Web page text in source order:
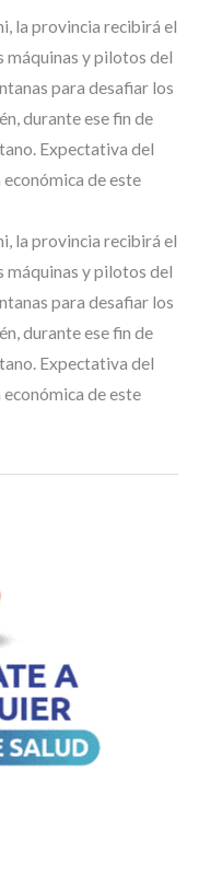
la provincia recibirá el
máquinas y pilotos del
para desafiar los
durante ese fin de
Expectativa del
de este
la provincia recibirá el
máquinas y pilotos del
para desafiar los
durante ese fin de
Expectativa del
de este